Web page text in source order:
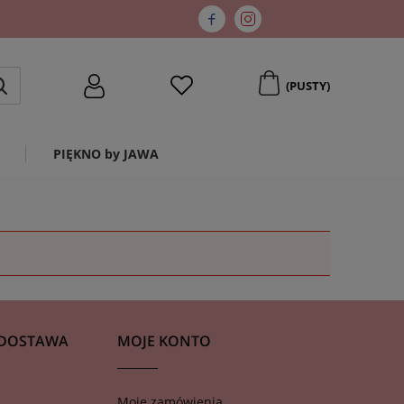
(PUSTY)
PIĘKNO by JAWA
MOJE KONTO